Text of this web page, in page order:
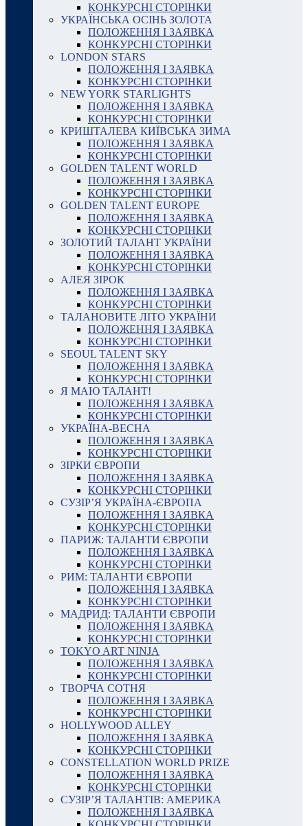
КОНКУРСНІ СТОРІНКИ
УКРАЇНСЬКА ОСІНЬ ЗОЛОТА
ПОЛОЖЕННЯ І ЗАЯВКА
КОНКУРСНІ СТОРІНКИ
LONDON STARS
ПОЛОЖЕННЯ І ЗАЯВКА
КОНКУРСНІ СТОРІНКИ
NEW YORK STARLIGHTS
ПОЛОЖЕННЯ І ЗАЯВКА
КОНКУРСНІ СТОРІНКИ
КРИШТАЛЕВА КИЇВСЬКА ЗИМА
ПОЛОЖЕННЯ І ЗАЯВКА
КОНКУРСНІ СТОРІНКИ
GOLDEN TALENT WORLD
ПОЛОЖЕННЯ І ЗАЯВКА
КОНКУРСНІ СТОРІНКИ
GOLDEN TALENT EUROPE
ПОЛОЖЕННЯ І ЗАЯВКА
КОНКУРСНІ СТОРІНКИ
ЗОЛОТИЙ ТАЛАНТ УКРАЇНИ
ПОЛОЖЕННЯ І ЗАЯВКА
КОНКУРСНІ СТОРІНКИ
АЛЕЯ ЗІРОК
ПОЛОЖЕННЯ І ЗАЯВКА
КОНКУРСНІ СТОРІНКИ
ТАЛАНОВИТЕ ЛІТО УКРАЇНИ
ПОЛОЖЕННЯ І ЗАЯВКА
КОНКУРСНІ СТОРІНКИ
SEOUL TALENT SKY
ПОЛОЖЕННЯ І ЗАЯВКА
КОНКУРСНІ СТОРІНКИ
Я МАЮ ТАЛАНТ!
ПОЛОЖЕННЯ І ЗАЯВКА
КОНКУРСНІ СТОРІНКИ
УКРАЇНА-ВЕСНА
ПОЛОЖЕННЯ І ЗАЯВКА
КОНКУРСНІ СТОРІНКИ
ЗІРКИ ЄВРОПИ
ПОЛОЖЕННЯ І ЗАЯВКА
КОНКУРСНІ СТОРІНКИ
СУЗІР’Я УКРАЇНА-ЄВРОПА
ПОЛОЖЕННЯ І ЗАЯВКА
КОНКУРСНІ СТОРІНКИ
ПАРИЖ: ТАЛАНТИ ЄВРОПИ
ПОЛОЖЕННЯ І ЗАЯВКА
КОНКУРСНІ СТОРІНКИ
РИМ: ТАЛАНТИ ЄВРОПИ
ПОЛОЖЕННЯ І ЗАЯВКА
КОНКУРСНІ СТОРІНКИ
МАДРИД: ТАЛАНТИ ЄВРОПИ
ПОЛОЖЕННЯ І ЗАЯВКА
КОНКУРСНІ СТОРІНКИ
TOKYO ART NINJA
ПОЛОЖЕННЯ І ЗАЯВКА
КОНКУРСНІ СТОРІНКИ
ТВОРЧА СОТНЯ
ПОЛОЖЕННЯ І ЗАЯВКА
КОНКУРСНІ СТОРІНКИ
HOLLYWOOD ALLEY
ПОЛОЖЕННЯ І ЗАЯВКА
КОНКУРСНІ СТОРІНКИ
CONSTELLATION WORLD PRIZE
ПОЛОЖЕННЯ І ЗАЯВКА
КОНКУРСНІ СТОРІНКИ
СУЗІР’Я ТАЛАНТІВ: АМЕРИКА
ПОЛОЖЕННЯ І ЗАЯВКА